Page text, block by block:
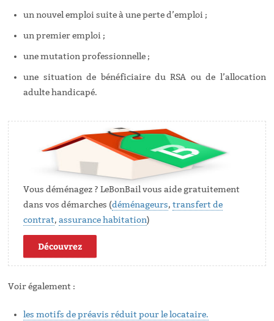
un nouvel emploi suite à une perte d’emploi ;
un premier emploi ;
une mutation professionnelle ;
une situation de bénéficiaire du RSA ou de l’allocation
adulte handicapé.
Vous déménagez ? LeBonBail vous aide gratuitement
dans vos démarches (déménageurs,transfert de
contrat,assurance habitation)
Découvrez
Voir également :
les motifs de préavis réduit pour le locataire.